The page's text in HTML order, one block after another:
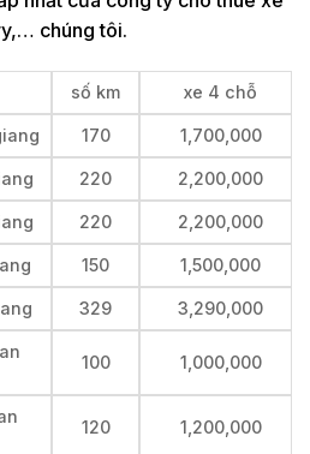
chúng tôi.
số km xe 4 chỗ
170 1,700,000
220 2,200,000
220 2,200,000
150 1,500,000
329 3,290,000
100 1,000,000
120 1,200,000